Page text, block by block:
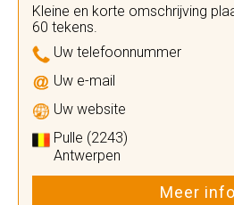
Kleine en korte omschrijving
60 tekens.
Uw telefoonnummer
Uw e-mail
Uw website
Pulle (2243)
Antwerpen
Meer